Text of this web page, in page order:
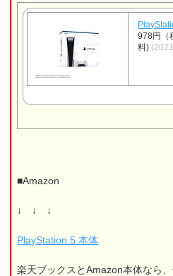
978円（
料)
■Amazon
↓ ↓ ↓
PlayStation 5 本体
楽天ブックスとAmazon本体なら